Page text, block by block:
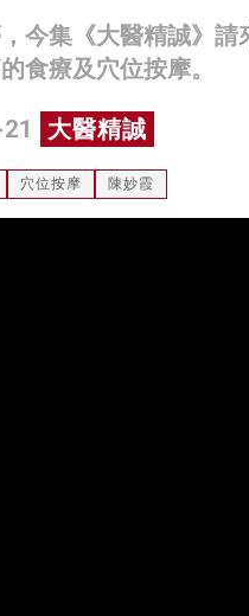
今集《大醫精誠》請
食療及穴位按摩。
大醫精誠
穴位按摩 陳妙霞